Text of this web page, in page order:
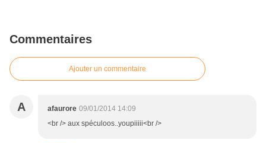
Commentaires
Ajouter un commentaire
A afaurore 09/01/2014 14:09
<br /> aux spéculoos..youpiiiii<br />